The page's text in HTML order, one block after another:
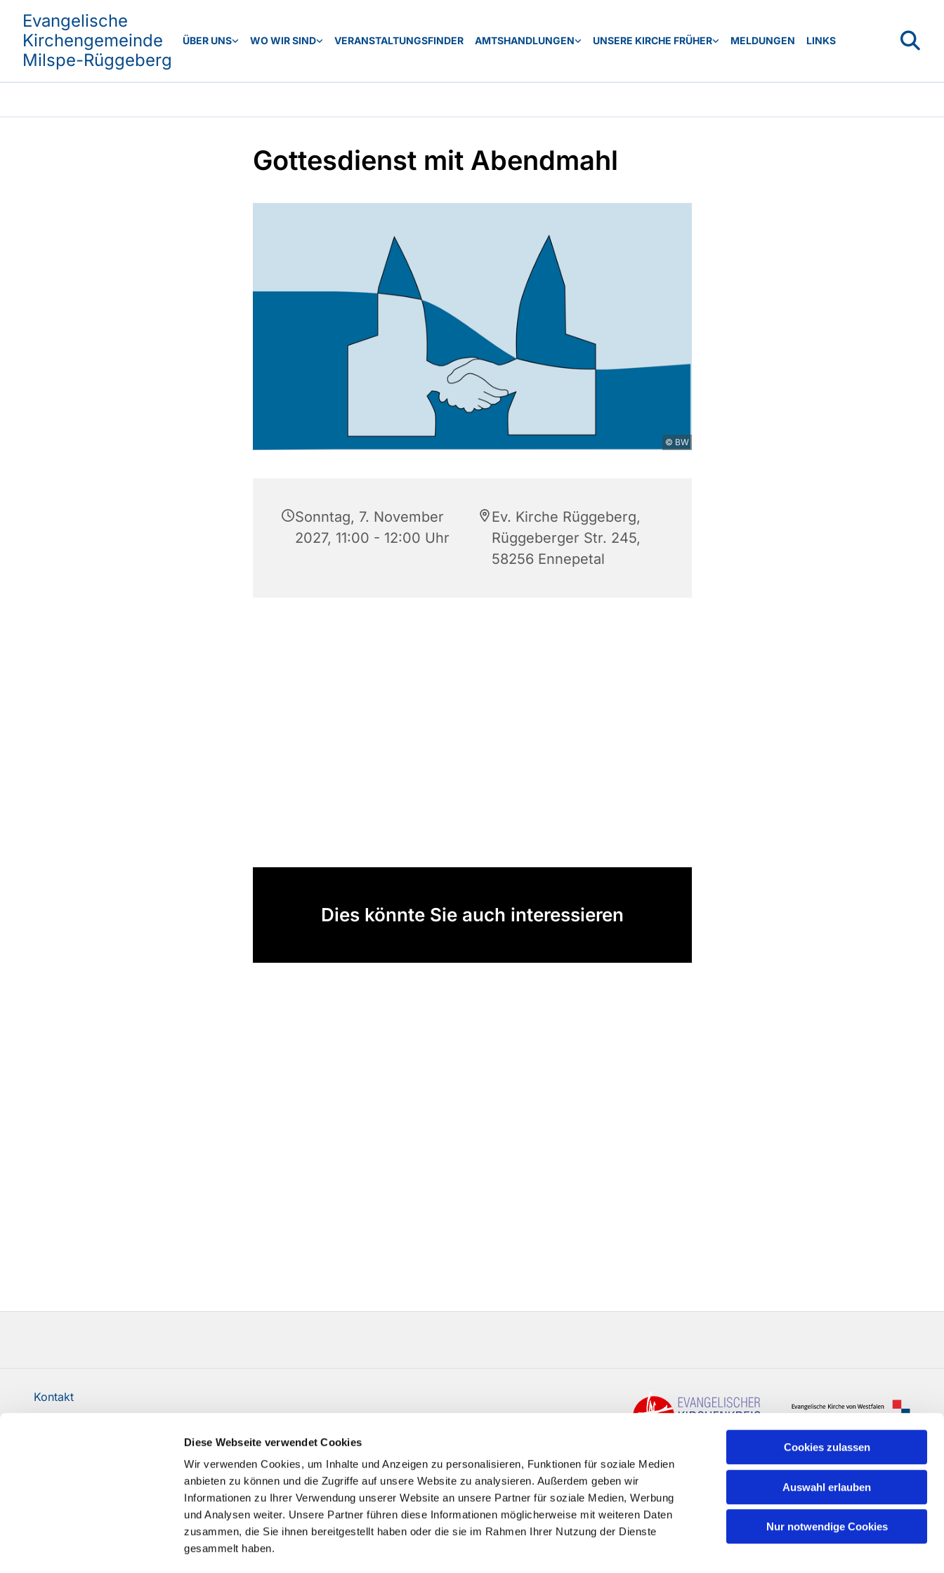
Diese Webseite verwendet Cookies
Wir verwenden Cookies, um Inhalte und Anzeigen zu personalisieren, Funktionen für soziale Medien
anbieten zu können und die Zugriffe auf unsere Website zu analysieren. Außerdem geben wir
Informationen zu Ihrer Verwendung unserer Website an unsere Partner für soziale Medien, Werbung
und Analysen weiter. Unsere Partner führen diese Informationen möglicherweise mit weiteren Daten
zusammen, die Sie ihnen bereitgestellt haben oder die sie im Rahmen Ihrer Nutzung der Dienste
gesammelt haben.
Cookies zulassen
Auswahl erlauben
Nur notwendige Cookies
Evangelische
Kirchengemeinde
Milspe-Rüggeberg
ÜBER UNS WO WIR SIND VERANSTALTUNGSFINDER AMTSHANDLUNGEN UNSERE KIRCHE FRÜHER MELDUNGEN LINKS
Gottesdienst mit Abendmahl
© BW
Sonntag, 7. November
2027, 11:00 - 12:00 Uhr
Ev. Kirche Rüggeberg,
Rüggeberger Str. 245,
58256 Ennepetal
Dies könnte Sie auch interessieren
Kontakt
Erklärung zur Barrierefreiheit